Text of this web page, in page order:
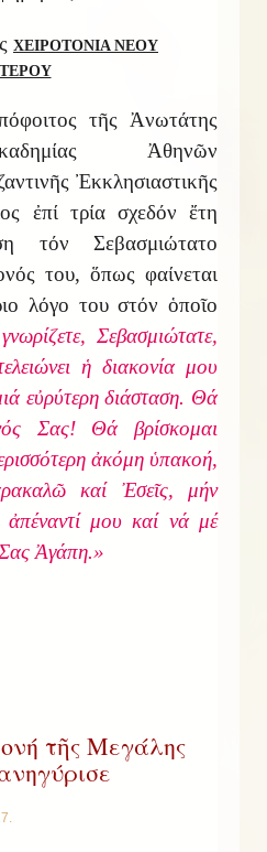
ΧΕΙΡΟΤΟΝΙΑ ΝΕΟΥ
τῆς Ἀνωτάτης
Ἀθηνῶν
Ἐκκλησιαστικῆς
ἐπί τρία σχεδόν ἔτη
τόν Σεβασμιώτατο
του, ὅπως φαίνεται
λόγο του στόν ὁποῖο
Σεβασμιώτατε,
ἡ διακονία μου
εὐρύτερη διάσταση. Θά
Σας! Θά βρίσκομαι
ἀκόμη ὑπακοή,
καί Ἐσεῖς, μήν
ἀπέναντί μου καί νά μέ
Σας Ἀγάπη.»
τῆς Μεγάλης
.